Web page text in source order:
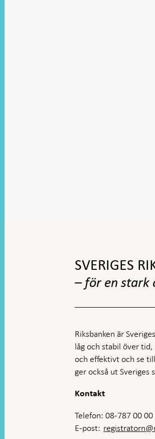
SVERIGES
– för en stark
Riksbanken är
låg och stabil över
och effektivt och se
ger också ut Sveriges
Kontakt
Telefon: 08-787 00 00
E-post: